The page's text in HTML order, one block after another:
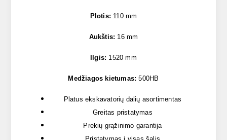
Plotis: 110 mm
Aukštis: 16 mm
Ilgis: 1520 mm
Medžiagos kietumas: 500HB
Platus ekskavatorių dalių asortimentas
Greitas pristatymas
Prekių grąžinimo garantija